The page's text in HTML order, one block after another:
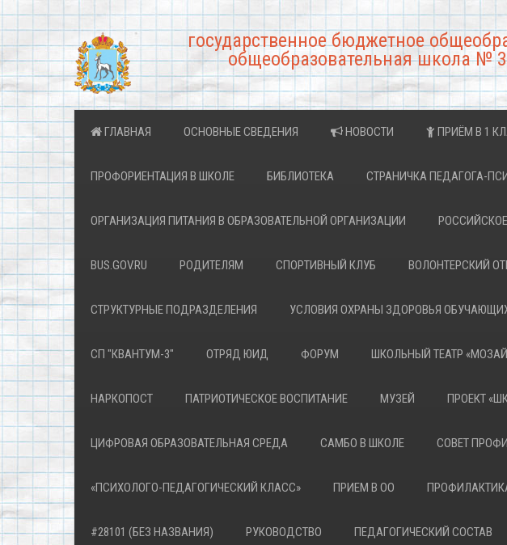
государственное бюджетное
общеобразовательная школа №
ГЛАВНАЯ ОСНОВНЫЕ СВЕДЕНИЯ НОВОСТИ ПРИЁМ В 1
ПРОФОРИЕНТАЦИЯ В ШКОЛЕ БИБЛИОТЕКА СТРАНИЧКА ПЕДАГОГА-
ОРГАНИЗАЦИЯ ПИТАНИЯ В ОБРАЗОВАТЕЛЬНОЙ ОРГАНИЗАЦИИ
BUS.GOV.RU РОДИТЕЛЯМ СПОРТИВНЫЙ КЛУБ ВОЛОНТЕРСКИЙ
СТРУКТУРНЫЕ ПОДРАЗДЕЛЕНИЯ УСЛОВИЯ ОХРАНЫ ЗДОРОВЬЯ
СП "КВАНТУМ-3" ОТРЯД ЮИД ФОРУМ ШКОЛЬНЫЙ ТЕАТР
НАРКОПОСТ ПАТРИОТИЧЕСКОЕ ВОСПИТАНИЕ МУЗЕЙ ПРОЕКТ
ЦИФРОВАЯ ОБРАЗОВАТЕЛЬНАЯ СРЕДА САМБО В ШКОЛЕ СОВЕТ
«ПСИХОЛОГО-ПЕДАГОГИЧЕСКИЙ КЛАСС» ПРИЕМ В ОО
#28101 (БЕЗ НАЗВАНИЯ) РУКОВОДСТВО ПЕДАГОГИЧЕСКИЙ СОСТАВ